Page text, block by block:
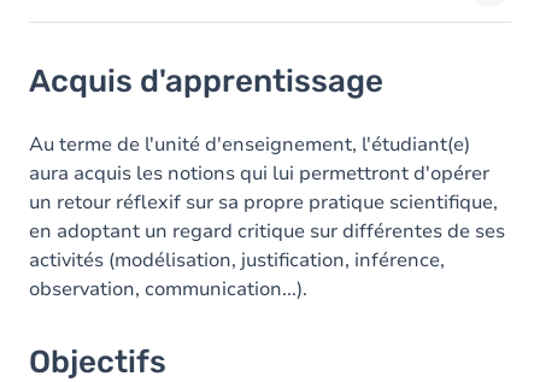
Objectifs
Contenu
Acquis d'apprentissage
Au terme de l'unité d'enseignement, l'étudiant(e)
aura acquis les notions qui lui permettront d'opérer
un retour réflexif sur sa propre pratique scientifique,
en adoptant un regard critique sur différentes de ses
activités (modélisation, justification, inférence,
observation, communication...).
Objectifs